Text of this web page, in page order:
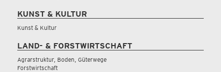
KUNST & KULTUR
Kunst & Kultur
LAND- & FORSTWIRTSCHAFT
Agrarstruktur, Boden, Güterwege
Forstwirtschaft